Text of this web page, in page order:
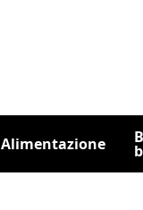
Alimentazione